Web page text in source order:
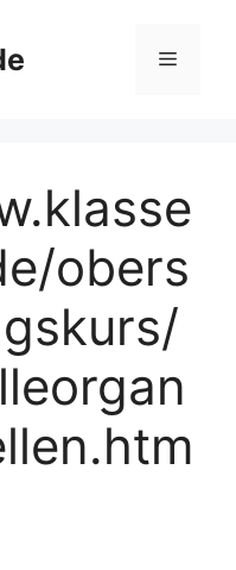
Menü
obers